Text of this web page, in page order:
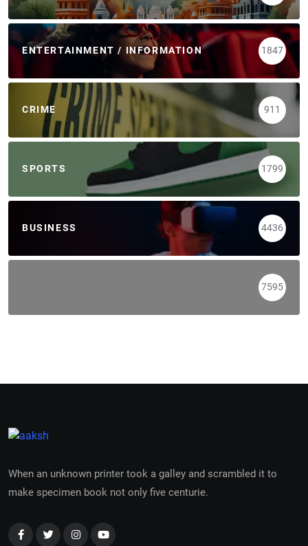
ENTERTAINMENT / INFORMATION 1847
CRIME 911
SPORTS 1799
BUSINESS 4436
7595
When an unknown printer took a galley and scrambled it to
make specimen book not only five centurie.